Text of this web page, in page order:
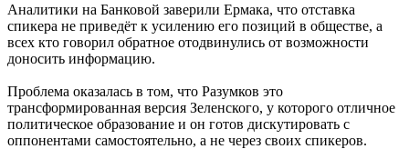
Аналитики на Банковой заверили Ермака, что отставка
спикера не приведёт к усилению его позиций в обществе, а
всех кто говорил обратное отодвинулись от возможности
доносить информацию.
Проблема оказалась в том, что Разумков это
трансформированная версия Зеленского, у которого отличное
политическое образование и он готов дискутировать с
оппонентами самостоятельно, а не через своих спикеров.